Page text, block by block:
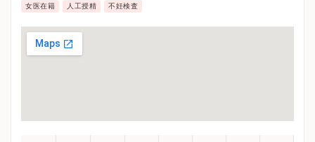
女医在籍 人工授精 不妊検査